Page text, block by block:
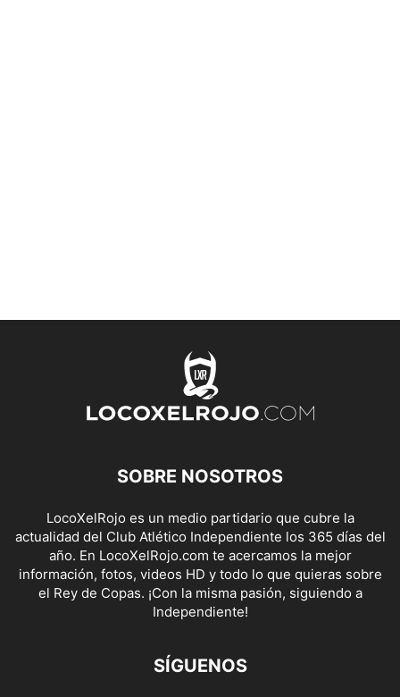
SOBRE NOSOTROS
LocoXelRojo es un medio partidario que cubre la
actualidad del Club Atlético Independiente los 365 días del
año. En LocoXelRojo.com te acercamos la mejor
información, fotos, videos HD y todo lo que quieras sobre
el Rey de Copas. ¡Con la misma pasión, siguiendo a
Independiente!
SÍGUENOS